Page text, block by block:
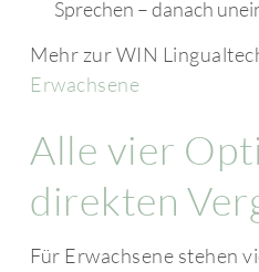
Sprechen – danach
Mehr zur WIN
Erwachsene
Alle vier
direkten
Für Erwachsene stehen